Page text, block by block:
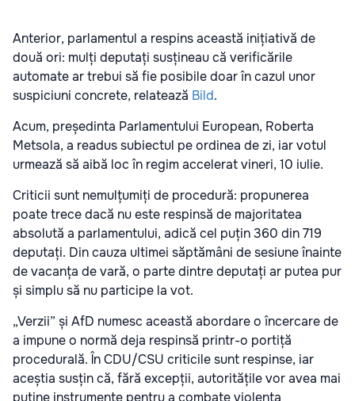
Anterior, parlamentul a respins această inițiativă de
două ori: mulți deputați susțineau că verificările
automate ar trebui să fie posibile doar în cazul unor
suspiciuni concrete, relatează Bild.
Acum, președinta Parlamentului European, Roberta
Metsola, a readus subiectul pe ordinea de zi, iar votul
urmează să aibă loc în regim accelerat vineri, 10 iulie.
Criticii sunt nemulțumiți de procedură: propunerea
poate trece dacă nu este respinsă de majoritatea
absolută a parlamentului, adică cel puțin 360 din 719
deputați. Din cauza ultimei săptămâni de sesiune înainte
de vacanța de vară, o parte dintre deputați ar putea pur
și simplu să nu participe la vot.
„Verzii” și AfD numesc această abordare o încercare de
a impune o normă deja respinsă printr-o portiță
procedurală. În CDU/CSU criticile sunt respinse, iar
aceștia susțin că, fără excepții, autoritățile vor avea mai
puține instrumente pentru a combate violența